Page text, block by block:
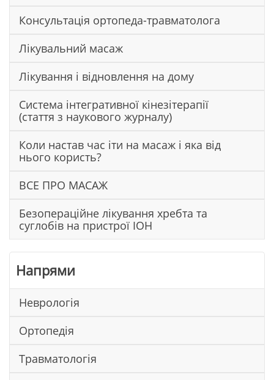
Консультація ортопеда-травматолога
Лікувальний масаж
Лікування і відновлення на дому
Система інтегративної кінезітерапії
(стаття з наукового журналу)
Коли настав час іти на масаж і яка від
нього користь?
ВСЕ ПРО МАСАЖ
Безопераційне лікування хребта та
суглобів на пристрої ІОН
Напрями
Неврологія
Ортопедія
Травматологія